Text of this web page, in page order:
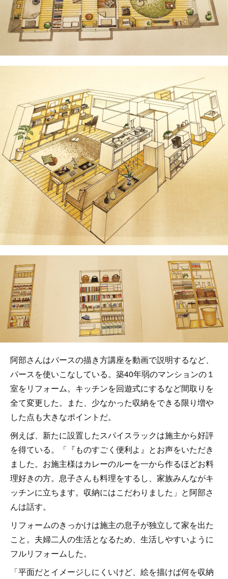
阿部さんはパースの描き方講座を動画で説明するなど、
パースを使いこなしている。築40年弱のマンションの１
室をリフォーム。キッチンを回遊式にするなど間取りを
全て変更した。また、少なかった収納をできる限り増や
した点も大きなポイントだ。
例えば、新たに設置したスパイスラックは施主から好評
を得ている。「『ものすごく便利よ』とお声をいただき
ました。お施主様はカレーのルーを一から作るほどお料
理好きの方。息子さんも料理をするし、家族みんながキ
ッチンに立ちます。収納にはこだわりました」と阿部さ
んは話す。
リフォームのきっかけは施主の息子が独立して家を出た
こと。夫婦二人の生活となるため、生活しやすいように
フルリフォームした。
「平面だとイメージしにくいけど、絵を描けば何を収納